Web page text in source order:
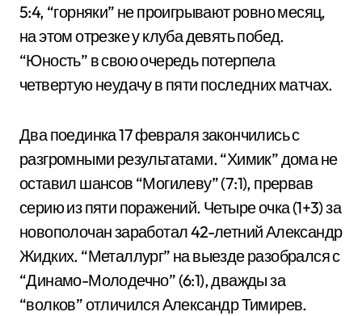
5:4, “горняки” не проигрывают ровно месяц,
на этом отрезке у клуба девять побед.
“Юность” в свою очередь потерпела
четвертую неудачу в пяти последних матчах.
Два поединка 17 февраля закончились с
разгромными результатами. “Химик” дома не
оставил шансов “Могилеву” (7:1), прервав
серию из пяти поражений. Четыре очка (1+3) за
новополочан заработал 42-летний Александр
Жидких. “Металлург” на выезде разобрался с
“Динамо-Молодечно” (6:1), дважды за
“волков” отличился Александр Тимирев.